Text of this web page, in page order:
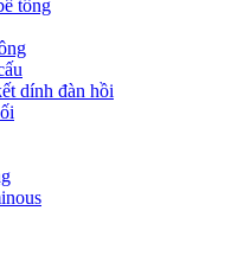
tông
dính đàn hồi